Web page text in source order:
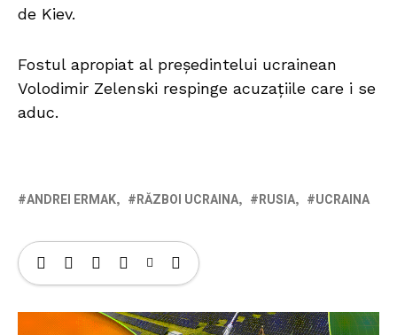
de Kiev.
Fostul apropiat al președintelui ucrainean
Volodimir Zelenski respinge acuzațiile care i se
aduc.
ANDREI ERMAK RĂZBOI UCRAINA RUSIA UCRAINA